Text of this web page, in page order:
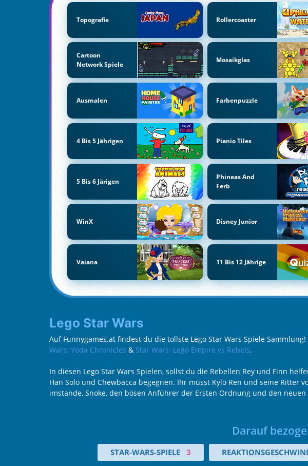
Topografie Rollercoaster
Cartoon
Network Spiele
Mosaikglas
Ausmalen Farbenpuzzle
4 Bis 5 Jährigen Pianio Tiles
5 Bis 6 Järigen
Phineas And
Ferb
WinX Disney Junior
Vaiana 11 Bis 12 Jährige
Lego Star Wars
Auf Funnygames.at findest du die tollste Lego Star Wars Spiele
Wars: Yoda Chronicles & Star Wars: Lego Empire vs Rebels.
In diesen Lego Star Wars Spielen, sollst du die Rebellen Rey und Finn
Han Solo und Chewbacca begegnen. Ihr müsst Kylo Ren und seine
imstande, Snoke, den bösen Anführer der Ersten Ordnung und den
Darauf
STAR-WARS-SPIELE 3